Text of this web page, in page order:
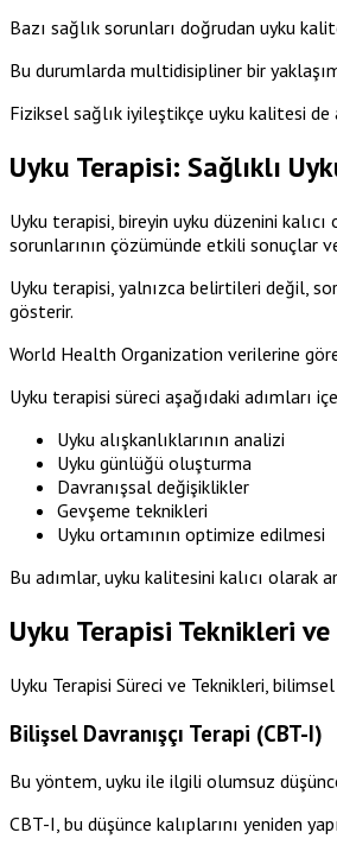
Bazı sağlık sorunları doğrudan uyku
Bu durumlarda multidisipliner bir
Fiziksel sağlık iyileştikçe uyku kalitesi de
Uyku Terapisi: Sağlıklı
Uyku terapisi, bireyin uyku düzenini
sorunlarının çözümünde etkili sonuçlar
Uyku terapisi, yalnızca belirtileri değil,
gösterir.
World Health Organization verilerine
Uyku terapisi süreci aşağıdaki adımları
Uyku alışkanlıklarının analizi
Uyku günlüğü oluşturma
Davranışsal değişiklikler
Gevşeme teknikleri
Uyku ortamının optimize edilmesi
Bu adımlar, uyku kalitesini kalıcı olarak
Uyku Terapisi Teknikleri
Uyku Terapisi Süreci ve Teknikleri,
Bilişsel Davranışçı Terapi (CBT-I)
Bu yöntem, uyku ile ilgili olumsuz
CBT-I, bu düşünce kalıplarını yeniden